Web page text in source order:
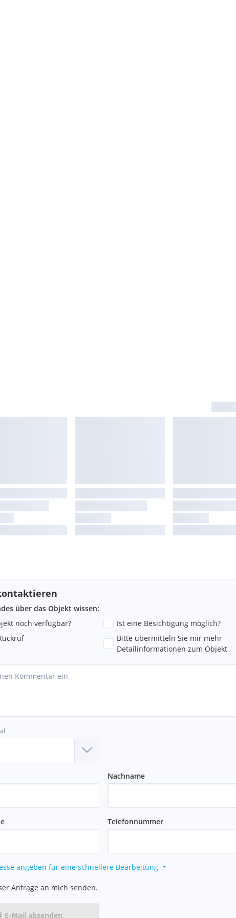
Kindergarten, Ärzte,
Angebote in der
über das Objekt wissen:
noch verfügbar?
Ist eine Besichtigung möglich?
Bitte übermitteln Sie mir mehr
Detailinformationen zum Objekt
Nachname
Telefonnummer
angeben für eine schnellere Bearbeitung
Anfrage an mich senden.
E-Mail absenden